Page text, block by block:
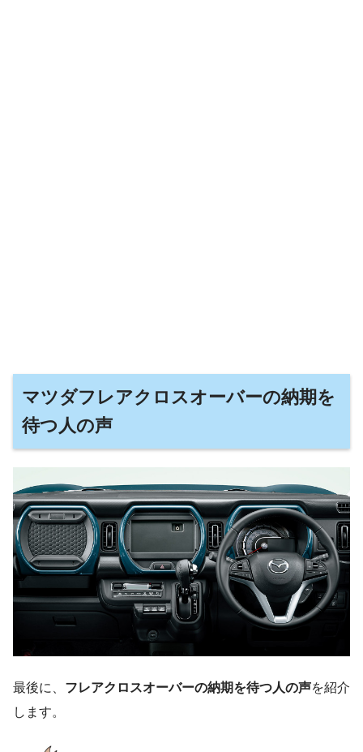
マツダフレアクロスオーバーの納期を
待つ人の声
最後に、 フレアクロスオーバーの納期を待つ人の声を紹介
します。